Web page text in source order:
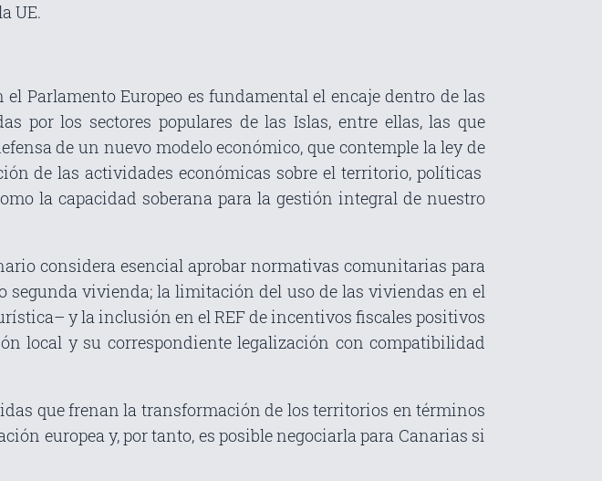
UE.
Parlamento Europeo es fundamental el encaje dentro de las
por los sectores populares de las Islas, entre ellas, las que
de un nuevo modelo económico, que contemple la ley de
de las actividades económicas sobre el territorio, políticas
la capacidad soberana para la gestión integral de nuestro
considera esencial aprobar normativas comunitarias para
segunda vivienda; la limitación del uso de las viviendas en el
y la inclusión en el REF de incentivos fiscales positivos
local y su correspondiente legalización con compatibilidad
que frenan la transformación de los territorios en términos
europea y, por tanto, es posible negociarla para Canarias si